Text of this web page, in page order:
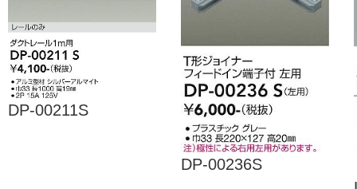
DP-00211S
DP-00236S